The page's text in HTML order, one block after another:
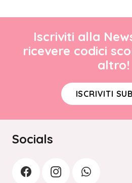
Iscriviti alla
ricevere codici
altro!
ISCRIVITI
Socials